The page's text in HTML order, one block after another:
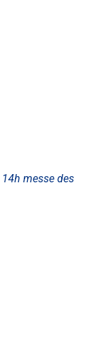
messe des